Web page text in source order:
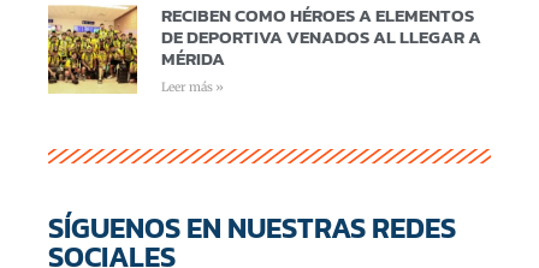
RECIBEN COMO HÉROES A ELEMENTOS
DE DEPORTIVA VENADOS AL LLEGAR A
MÉRIDA
Leer más »
SÍGUENOS EN NUESTRAS REDES
SOCIALES